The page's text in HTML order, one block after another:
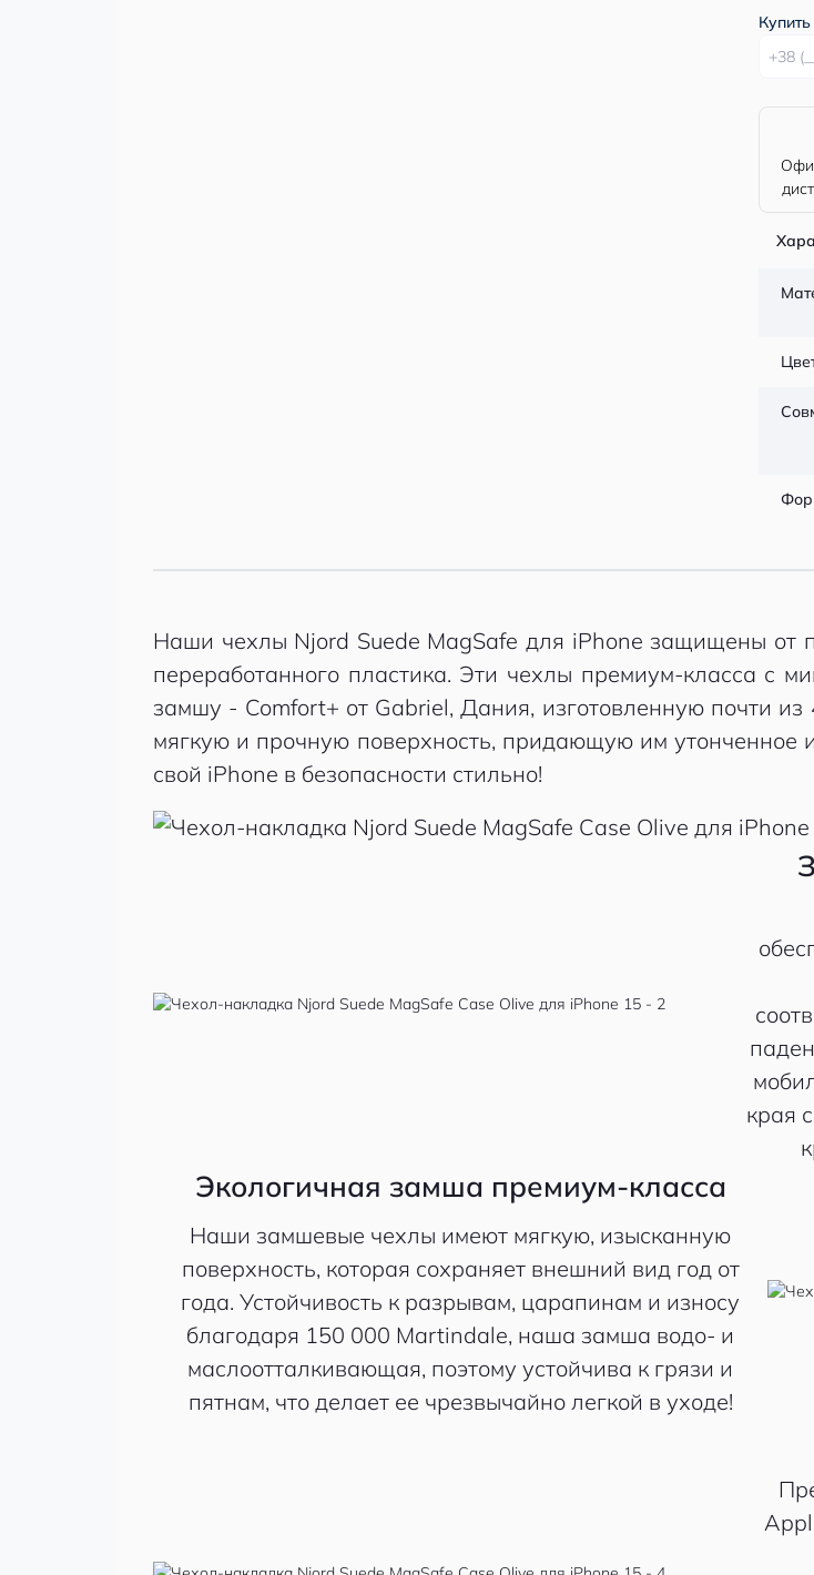
Наши чехлы Njord Suede MagSafe для iPhone защищены от
переработанного пластика. Эти чехлы премиум-класса с
замшу - Comfort+ от Gabriel, Дания, изготовленную почти
мягкую и прочную поверхность, придающую им утонченное
свой iPhone в безопасности стильно!
края
Экологичная замша премиум-класса
Наши замшевые чехлы имеют мягкую, изысканную
поверхность, которая сохраняет внешний вид год от
года. Устойчивость к разрывам, царапинам и износу
благодаря 150 000 Martindale, наша замша водо- и
маслоотталкивающая, поэтому устойчива к грязи и
пятнам, что делает ее чрезвычайно легкой в уходе!